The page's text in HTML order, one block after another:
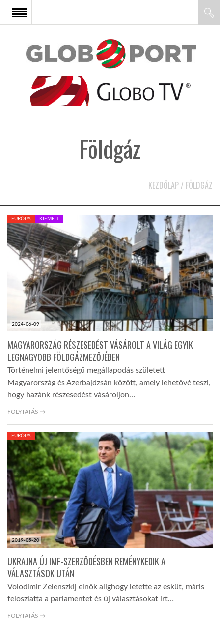
FŐOLDAL
AFRIKA
KÖZEL-KELET
AUSZTRÁLIA
A VILÁG ITTHON
GLOBOTV BP
TROPICALMAGAZIN
GLOBOTV
AFRIKA TUDÁSTÁR
A NAP SZÉPE
LINKTR.EE
GLOBOZSARU
Földgáz
KEZDŐLAP / FÖLDGÁZ
2024-06-09
EURÓPA KIEMELT
MAGYARORSZÁG RÉSZESEDÉST VÁSÁROLT A VILÁG EGYIK
LEGNAGYOBB FÖLDGÁZMEZŐJÉBEN
Történelmi jelentőségű megállapodás született
Magyarország és Azerbajdzsán között, amely lehetővé teszi,
hogy hazánk részesedést vásároljon…
FOLYTATÁS →
2019-05-20
EURÓPA
UKRAJNA ÚJ IMF-SZERZŐDÉSBEN REMÉNYKEDIK A
VÁLASZTÁSOK UTÁN
Volodimir Zelenszkij elnök alighogy letette az esküt, máris
feloszlatta a parlamentet és új választásokat írt…
FOLYTATÁS →